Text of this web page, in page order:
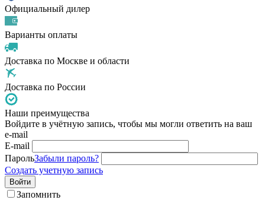
Официальный дилер
Варианты оплаты
Доставка по Москве и области
Доставка по России
Наши преимущества
Войдите в учётную запись, чтобы мы могли ответить на ваш
e-mail
E-mail
ПарольЗабыли пароль?
Создать учетную запись
Войти
Запомнить